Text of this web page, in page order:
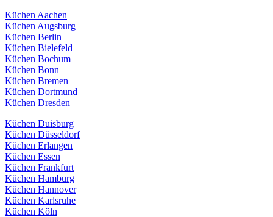
Küchen Aachen
Küchen Augsburg
Küchen Berlin
Küchen Bielefeld
Küchen Bochum
Küchen Bonn
Küchen Bremen
Küchen Dortmund
Küchen Dresden
Küchen Duisburg
Küchen Düsseldorf
Küchen Erlangen
Küchen Essen
Küchen Frankfurt
Küchen Hamburg
Küchen Hannover
Küchen Karlsruhe
Küchen Köln